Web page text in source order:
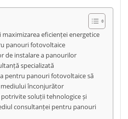
maximizarea eficienței energetice
panouri fotovoltaice
de instalare a panourilor
specializată
pentru panouri fotovoltaice să
înconjurător
soluții tehnologice și
consultanței pentru panouri